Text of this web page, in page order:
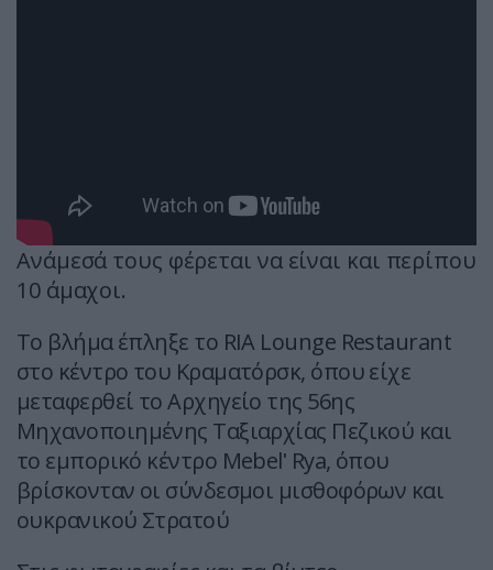
Ανάμεσά τους φέρεται να είναι και περίπου
10 άμαχοι.
Το βλήμα έπληξε το RIA Lounge Restaurant
στο κέντρο του Κραματόρσκ, όπου είχε
μεταφερθεί το Αρχηγείο της 56ης
Μηχανοποιημένης Ταξιαρχίας Πεζικού και
το εμπορικό κέντρο Mebelʹ Rya, όπου
βρίσκονταν οι σύνδεσμοι μισθοφόρων και
ουκρανικού Στρατού